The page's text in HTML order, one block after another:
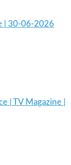
| 30-06-2026
| TV Magazine |